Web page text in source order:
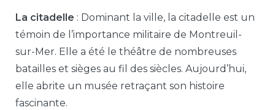
La citadelle : Dominant la ville, la citadelle est un
témoin de l’importance militaire de Montreuil-
sur-Mer. Elle a été le théâtre de nombreuses
batailles et sièges au fil des siècles. Aujourd’hui,
elle abrite un musée retraçant son histoire
fascinante.